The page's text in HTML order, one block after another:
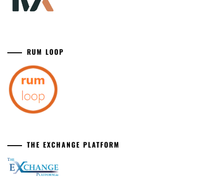
RUM LOOP
THE EXCHANGE PLATFORM